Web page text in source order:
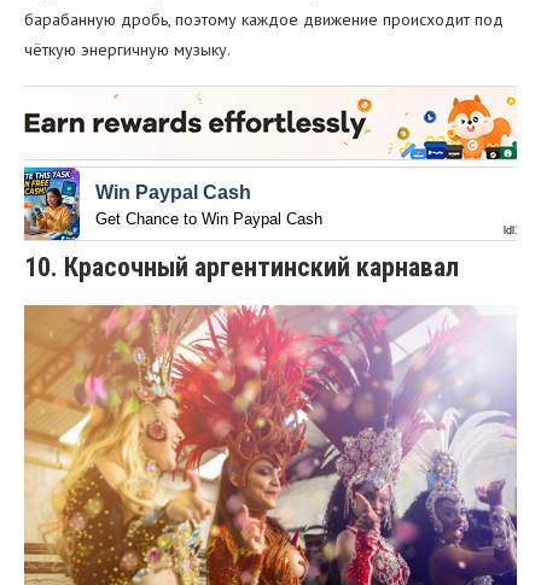
барабанную дробь, поэтому каждое движение происходит под
чёткую энергичную музыку.
Win Paypal Cash
Get Chance to Win Paypal Cash
10. Красочный аргентинский карнавал